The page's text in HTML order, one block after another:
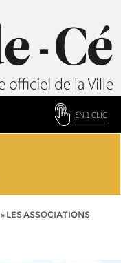
EN 1 CLIC
» LES ASSOCIATIONS